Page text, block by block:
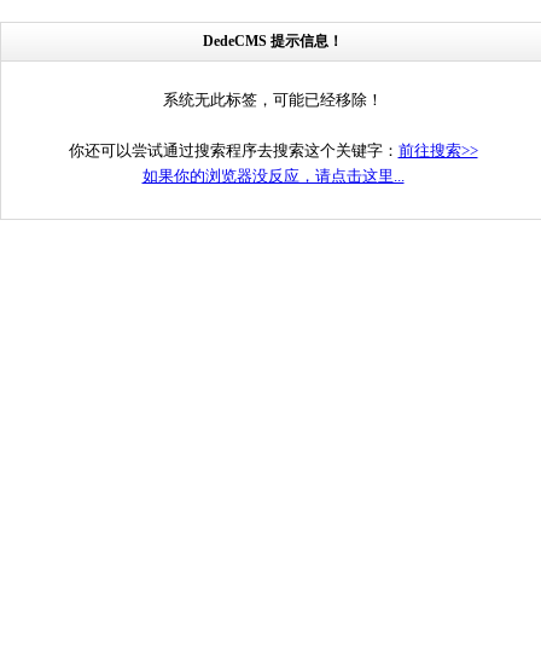
DedeCMS 提示信息！
系统无此标签，可能已经移除！
你还可以尝试通过搜索程序去搜索这个关键字： 前往搜索>>
如果你的浏览器没反应，请点击这里...